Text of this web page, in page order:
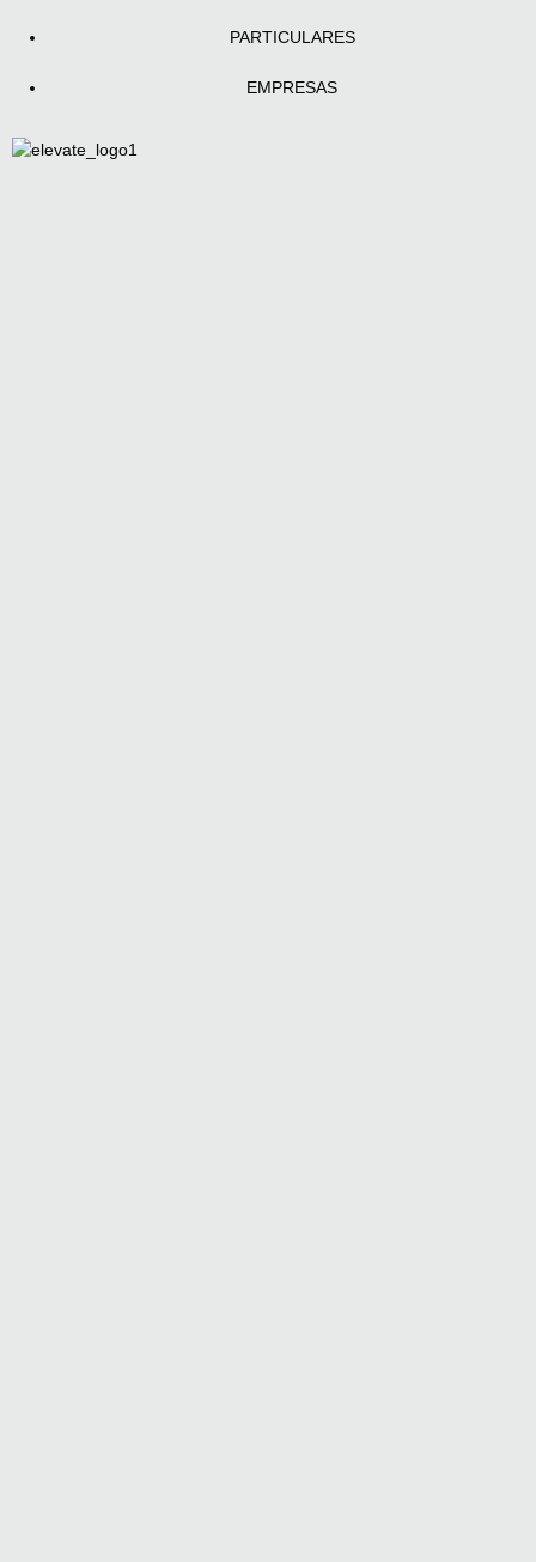
PARTICULARES
EMPRESAS